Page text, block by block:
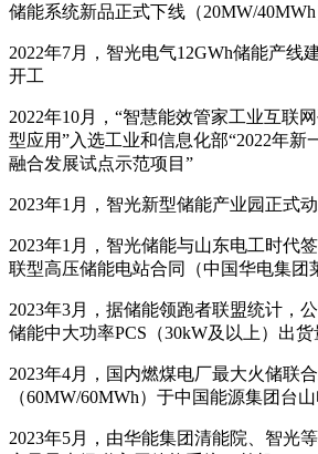
储能系统新品正式下线（20MW/40MWh
2022年7月，智光电气12GWh储能产线
开工
2022年10月，“智慧能效管家工业互联
型应用”入选工业和信息化部“2022年新
融合发展试点示范项目”
2023年1月，智光新型储能产业园正式
2023年1月，智光储能与山东电工时代
联型高压储能电站合同（中国华电集团
2023年3月，据储能领跑者联盟统计，
储能中大功率PCS（30kW及以上）出
2023年4月，国内燃煤电厂最大火储联
（60MW/60MWh）于中国能源集团台
2023年5月，由华能集团清能院、智光